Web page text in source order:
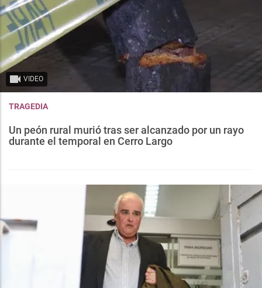
VIDEO
TRAGEDIA
Un peón rural murió tras ser alcanzado por un rayo
durante el temporal en Cerro Largo